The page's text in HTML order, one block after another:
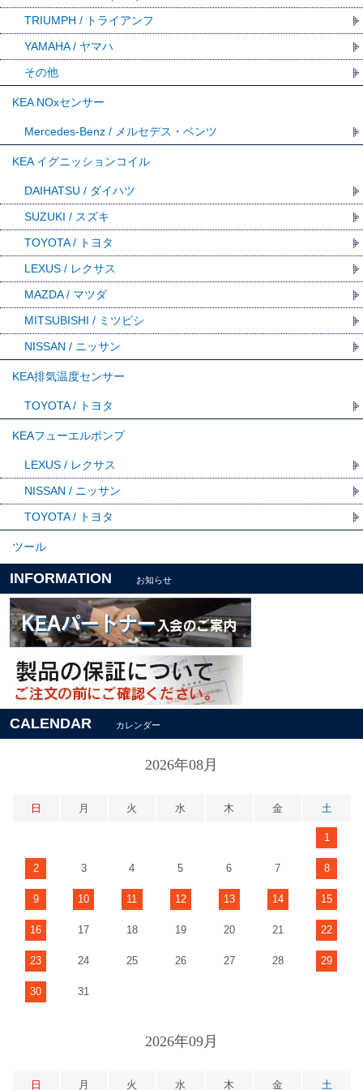
TRIUMPH / トライアンフ
YAMAHA / ヤマハ
その他
KEA NOxセンサー
Mercedes-Benz / メルセデス・ベンツ
KEA イグニッションコイル
DAIHATSU / ダイハツ
SUZUKI / スズキ
TOYOTA / トヨタ
LEXUS / レクサス
MAZDA / マツダ
MITSUBISHI / ミツビシ
NISSAN / ニッサン
KEA排気温度センサー
TOYOTA / トヨタ
KEAフューエルポンプ
LEXUS / レクサス
NISSAN / ニッサン
TOYOTA / トヨタ
ツール
INFORMATION お知らせ
CALENDAR カレンダー
2026年08月
日 月 火 水 木 金 土
1
2 3 4 5 6 7 8
9 10 11 12 13 14 15
16 17 18 19 20 21 22
23 24 25 26 27 28 29
30 31
2026年09月
日 月 火 水 木 金 土